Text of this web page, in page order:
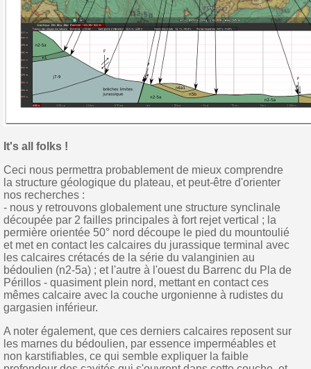
It's all folks !
Ceci nous permettra probablement de mieux comprendre
la structure géologique du plateau, et peut-être d'orienter
nos recherches :
- nous y retrouvons globalement une structure synclinale
découpée par 2 failles principales à fort rejet vertical ; la
permière orientée 50° nord découpe le pied du mountoulié
et met en contact les calcaires du jurassique terminal avec
les calcaires crétacés de la série du valanginien au
bédoulien (n2-5a) ; et l'autre à l'ouest du Barrenc du Pla de
Périllos - quasiment plein nord, mettant en contact ces
mêmes calcaire avec la couche urgonienne à rudistes du
gargasien inférieur.
A noter également, que ces derniers calcaires reposent sur
les marnes du bédoulien, par essence imperméables et
non karstifiables, ce qui semble expliquer la faible